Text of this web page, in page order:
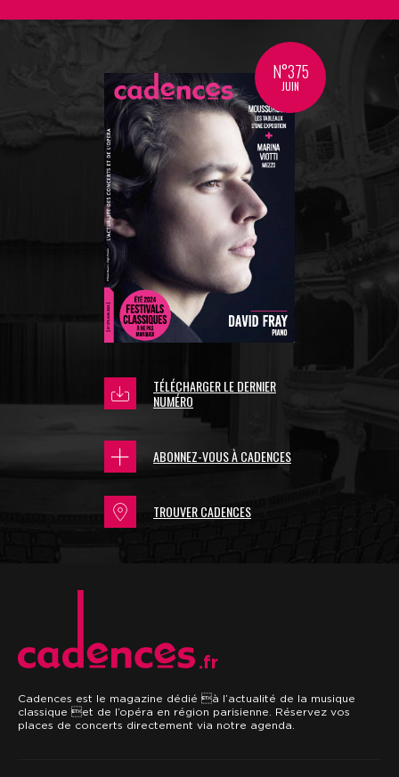
N°375
JUIN
TÉLÉCHARGER LE DERNIER
NUMÉRO
ABONNEZ-VOUS À CADENCES
TROUVER CADENCES
.fr
Cadences est le magazine dédié à l’actualité de la musique
classique et de l’opéra en région parisienne. Réservez vos
places de concerts directement via notre agenda.